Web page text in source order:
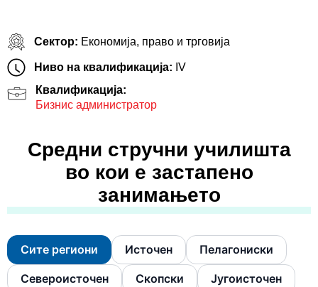
Сектор: Економија, право и трговија
Ниво на квалификација: IV
Квалификација:
Бизнис администратор
Средни стручни училишта
во кои е застапено
занимањето
Сите региони Источен Пелагониски
Североисточен Скопски Југоисточен